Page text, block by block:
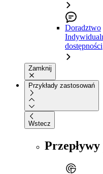
Doradztwo
dostępności
Zamknij
Przykłady zastosowań
Wstecz